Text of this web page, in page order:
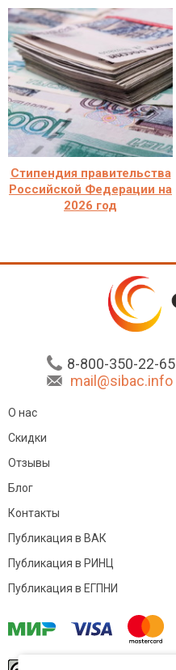
Стипендия правительства
Российской Федерации на
2026 год
8-800-350-22-65
mail@sibac.info
О нас
Скидки
Отзывы
Блог
Контакты
Публикация в ВАК
Публикация в РИНЦ
Публикация в ЕГПНИ